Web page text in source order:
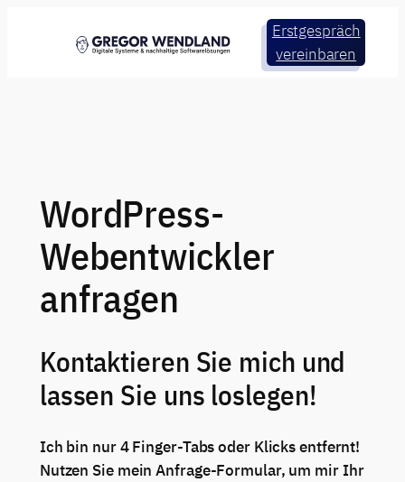
Erstgespräch
vereinbaren
WordPress-
Webentwickler
anfragen
Kontaktieren Sie mich und
lassen Sie uns loslegen!
Ich bin nur 4 Finger-Tabs oder Klicks entfernt!
Nutzen Sie mein Anfrage-Formular, um mir Ihr